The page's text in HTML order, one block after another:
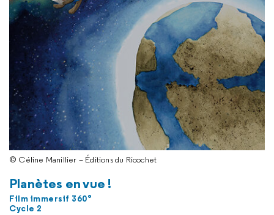
© Céline Manillier – Éditions du Ricochet
Planètes en vue !
Film immersif 360°
Cycle 2